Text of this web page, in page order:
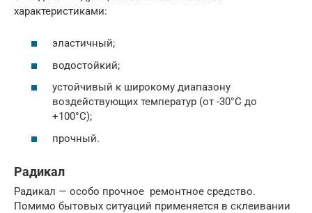
характеристиками:
эластичный;
водостойкий;
устойчивый к широкому диапазону
воздействующих температур (от -30°C до
+100°C);
прочный.
Радикал
Радикал — особо прочное ремонтное средство.
Помимо бытовых ситуаций применяется в склеивании